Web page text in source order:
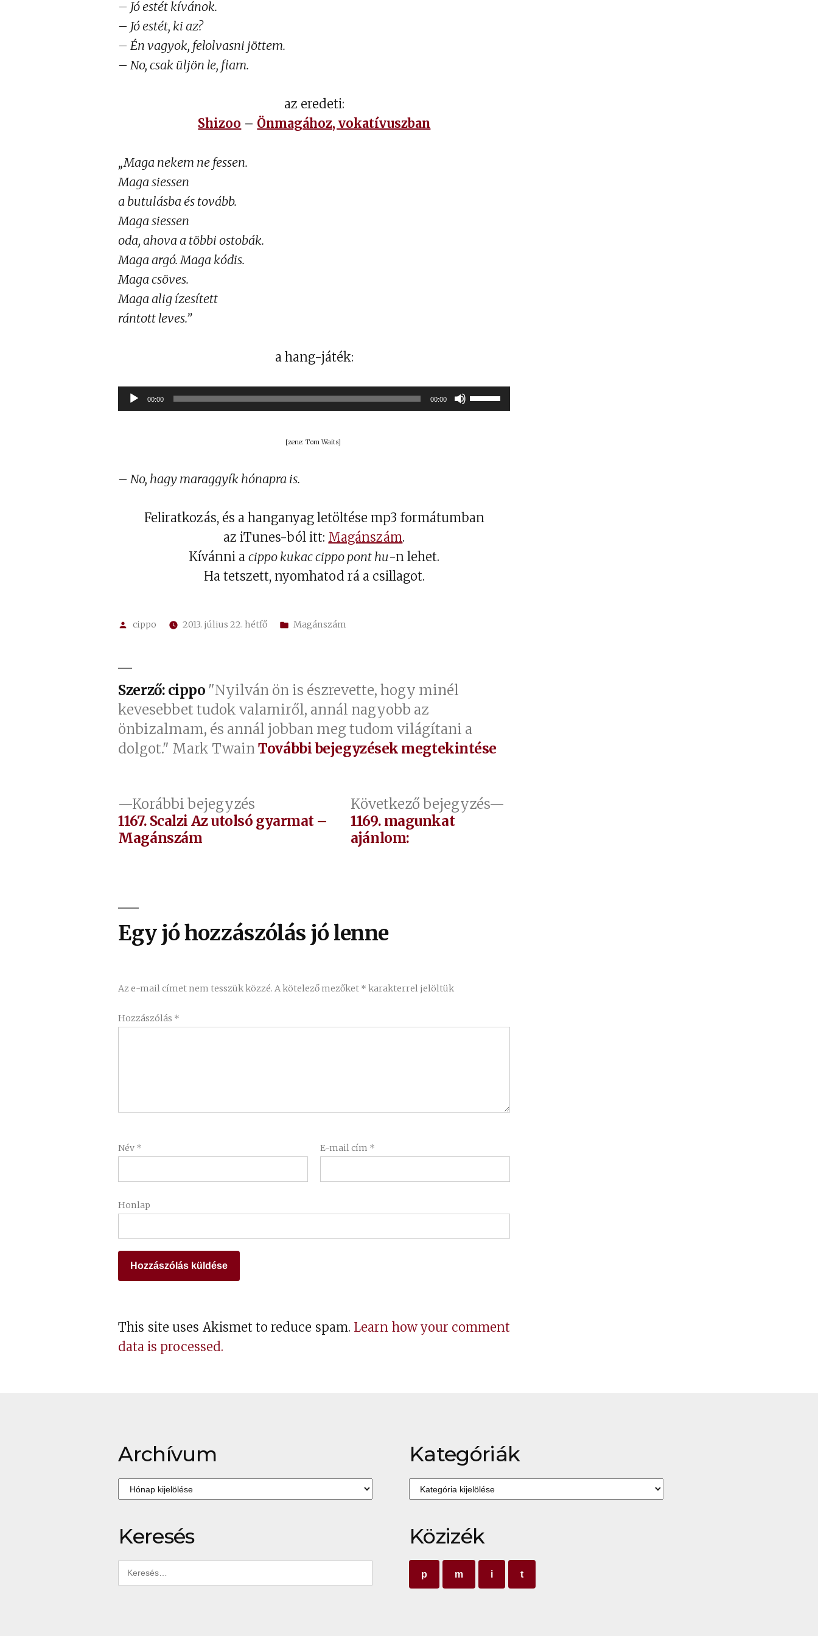
– Jó estét kívánok.
– Jó estét, ki az?
– Én vagyok, felolvasni jöttem.
– No, csak üljön le, fiam.
az eredeti:
Shizoo – Önmagához, vokatívuszban
„Maga nekem ne fessen.
Maga siessen
a butulásba és tovább.
Maga siessen
oda, ahova a többi ostobák.
Maga argó. Maga kódis.
Maga csöves.
Maga alig ízesített
rántott leves.”
a hang-játék:
Audió
lejátszó
00:00 00:00
A
hangerő
Fel/Le
[zene: Tom Waits]
– No, hagy maraggyík hónapra is.
Feliratkozás, és a hanganyag letöltése mp3 formátumban
az iTunes-ból itt: Magánszám.
Kívánni acippo kukac cippo pont hu-n lehet.
Ha tetszett, nyomhatod rá a csillagot.
Szerző:
cippo 2013. július 22. hétfő Kategória:
Magánszám
Szerző: cippo "Nyilván ön is észrevette, hogy minél
kevesebbet tudok valamiről, annál nagyobb az
önbizalmam, és annál jobban meg tudom világítani a
dolgot." Mark TwainTovábbi bejegyzések megtekintése
Bejegyzés
navigáció
Korábbi bejegyzés
bejegyzés:
1167. Scalzi Az utolsó gyarmat –
Magánszám
Következő bejegyzés
1169. magunkat
ajánlom:
Egy jó hozzászólás jó lenne
Az e-mail címet nem tesszük közzé. A kötelező mezőket * karakterrel jelöltük
Hozzászólás *
Név * E-mail cím *
Honlap
This site uses Akismet to reduce spam. Learn how your comment
data is processed.
Archívum
Archívum
Kategóriák
Kategóriák
Keresés
Keresés:
Közizék
p m i t